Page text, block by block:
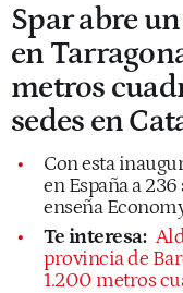
Spar abre
en
metros
sedes en
Con esta
en España a
enseña
Te interesa:
provincia de
1.200 metros